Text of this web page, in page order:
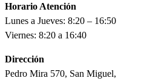
Horario Atención
Lunes a Jueves: 8:20 – 16:50
Viernes: 8:20 a 16:40
Dirección
Pedro Mira 570, San Miguel,